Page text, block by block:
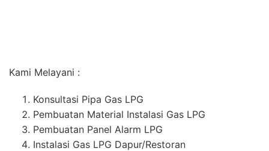
Kami Melayani :
Konsultasi Pipa Gas LPG
Pembuatan Material Instalasi Gas LPG
Pembuatan Panel Alarm LPG
Instalasi Gas LPG Dapur/Restoran